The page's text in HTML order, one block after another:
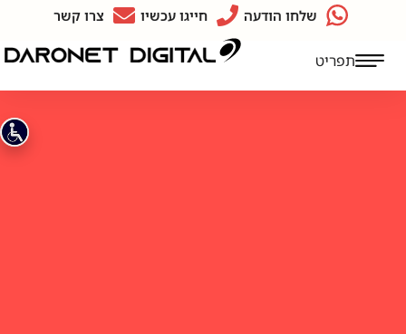
תפריט
שלחו הודעה חייגו עכשיו צרו קשר